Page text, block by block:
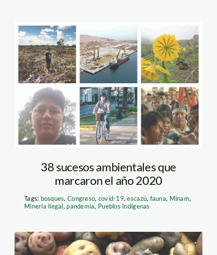
sucesos ambientales
del 2020 – spda
38 sucesos ambientales que
marcaron el año 2020
Tags: bosques,Congreso, covid-19,escazú, fauna, Minam,
Minería ilegal, pandemia, Pueblos Indígenas